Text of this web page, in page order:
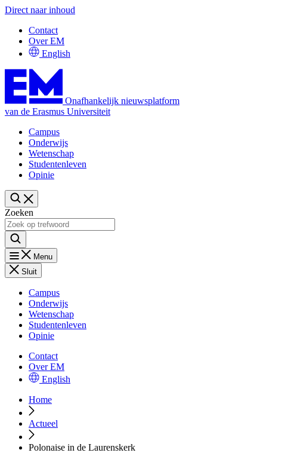
Direct naar inhoud
Contact
Over EM
English
Onafhankelijk nieuwsplatform
van de Erasmus Universiteit
Campus
Onderwijs
Wetenschap
Studentenleven
Opinie
Zoeken
Menu
Sluit
Campus
Onderwijs
Wetenschap
Studentenleven
Opinie
Contact
Over EM
English
Home
Actueel
Polonaise in de Laurenskerk